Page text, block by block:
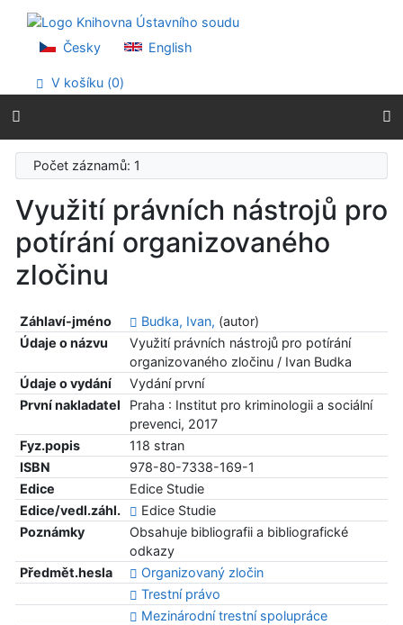
Přejít na menu
Prohlášení o webové přístupnosti
Česky English
V košíku (0)
Počet záznamů: 1
Využití právních nástrojů pro
potírání organizovaného
zločinu
Záhlaví-jméno Budka, Ivan, (autor)
Údaje o názvu
Využití právních nástrojů pro potírání
organizovaného zločinu / Ivan Budka
Údaje o vydání
Vydání první
První nakladatel
Praha : Institut pro kriminologii a sociální
prevenci, 2017
Fyz.popis
118 stran
ISBN
978-80-7338-169-1
Edice
Edice Studie
Edice/vedl.záhl.
Edice Studie
Poznámky
Obsahuje bibliografii a bibliografické
odkazy
Předmět.hesla
Organizovaný zločin
Trestní právo
Mezinárodní trestní spolupráce